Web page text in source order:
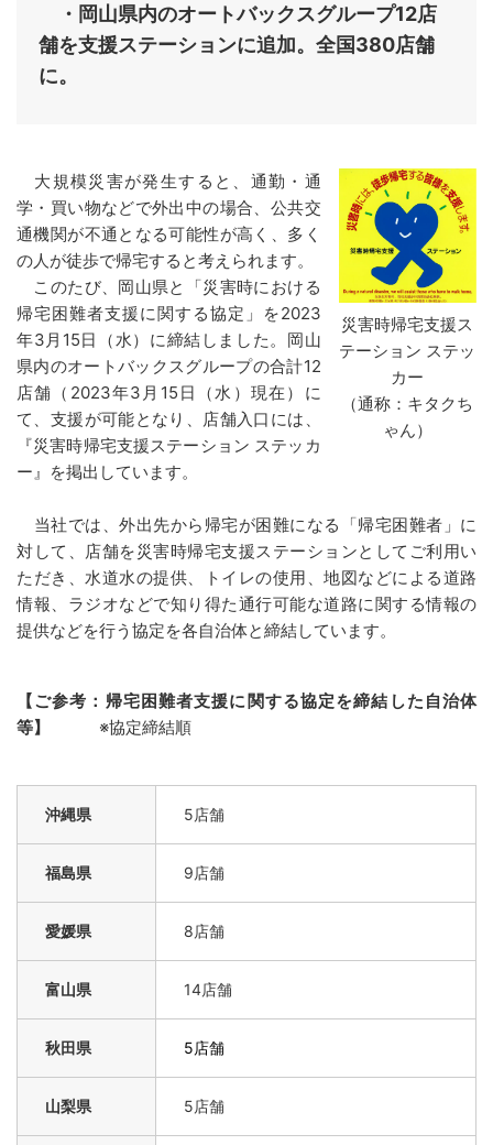
・岡山県内のオートバックスグループ12店
舗を支援ステーションに追加。全国380店舗
に。
災害時帰宅支援ス
テーション ステッ
カー
（通称：キタクち
ゃん）
大規模災害が発生すると、通勤・通
学・買い物などで外出中の場合、公共交
通機関が不通となる可能性が高く、多く
の人が徒歩で帰宅すると考えられます。
このたび、岡山県と「災害時における
帰宅困難者支援に関する協定」を2023
年3月15日（水）に締結しました。岡山
県内のオートバックスグループの合計12
店舗（2023年3月15日（水）現在）に
て、支援が可能となり、店舗入口には、
『災害時帰宅支援ステーション ステッカ
ー』を掲出しています。
当社では、外出先から帰宅が困難になる「帰宅困難者」に
対して、店舗を災害時帰宅支援ステーションとしてご利用い
ただき、水道水の提供、トイレの使用、地図などによる道路
情報、ラジオなどで知り得た通行可能な道路に関する情報の
提供などを行う協定を各自治体と締結しています。
【ご参考：帰宅困難者支援に関する協定を締結した自治体
等】
※協定締結順
沖縄県 5店舗
福島県 9店舗
愛媛県 8店舗
富山県 14店舗
秋田県 5店舗
山梨県 5店舗